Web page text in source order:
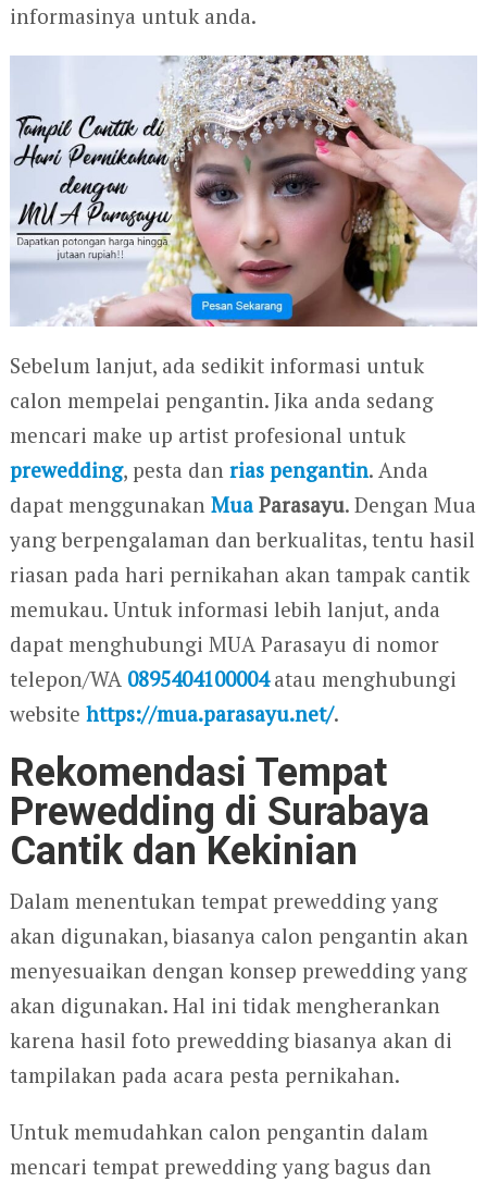
informasinya untuk anda.
Sebelum lanjut, ada sedikit informasi untuk
calon mempelai pengantin. Jika anda sedang
mencari make up artist profesional untuk
prewedding, pesta dan rias pengantin. Anda
dapat menggunakan MuaParasayu. Dengan Mua
yang berpengalaman dan berkualitas, tentu hasil
riasan pada hari pernikahan akan tampak cantik
memukau. Untuk informasi lebih lanjut, anda
dapat menghubungi MUA Parasayu di nomor
telepon/WA 0895404100004atau menghubungi
website https://mua.parasayu.net/.
Rekomendasi Tempat
Prewedding di Surabaya
Cantik dan Kekinian
Dalam menentukan tempat prewedding yang
akan digunakan, biasanya calon pengantin akan
menyesuaikan dengan konsep prewedding yang
akan digunakan. Hal ini tidak mengherankan
karena hasil foto prewedding biasanya akan di
tampilakan pada acara pesta pernikahan.
Untuk memudahkan calon pengantin dalam
mencari tempat prewedding yang bagus dan